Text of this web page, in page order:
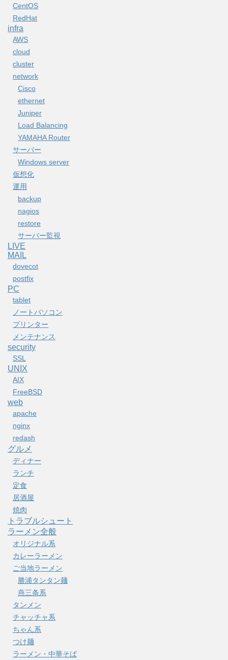
CentOS
RedHat
infra
AWS
cloud
cluster
network
Cisco
ethernet
Juniper
Load Balancing
YAMAHA Router
サーバー
Windows server
仮想化
運用
backup
nagios
restore
サーバー監視
LIVE
MAIL
dovecot
postfix
PC
tablet
ノートパソコン
プリンター
メンテナンス
security
SSL
UNIX
AIX
FreeBSD
web
apache
nginx
redash
グルメ
ディナー
ランチ
定食
居酒屋
焼肉
トラブルシュート
ラーメン全般
オリジナル系
カレーラーメン
ご当地ラーメン
勝浦タンタン麺
燕三条系
タンメン
チャッチャ系
ちゃん系
つけ麺
ラーメン・中華そば